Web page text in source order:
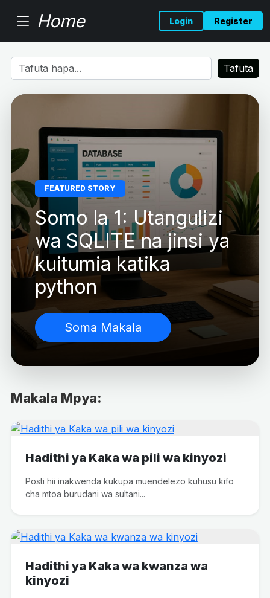
Home Login Register
Tafuta
FEATURED STORY
Somo la 1: Utangulizi
wa SQLITE na jinsi ya
kuitumia katika
python
Soma Makala
Makala Mpya:
Hadithi ya Kaka wa pili wa kinyozi
Posti hii inakwenda kukupa muendelezo kuhusu kifo
cha mtoa burudani wa sultani...
Hadithi ya Kaka wa kwanza wa
kinyozi